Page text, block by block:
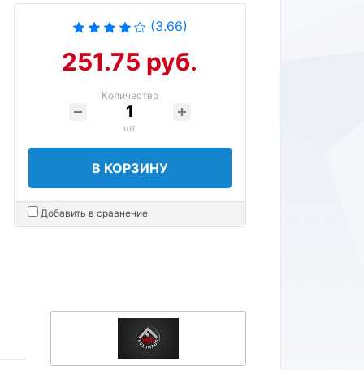
(3.66)
251.75 руб.
Количество
шт
В КОРЗИНУ
Добавить в сравнение